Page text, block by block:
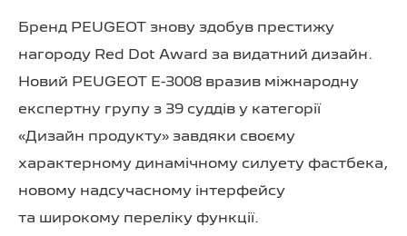
Бренд PEUGEOT знову здобув престижу
нагороду Red Dot Award за видатний дизайн.
Новий PEUGEOT E-3008 вразив міжнародну
експертну групу з 39 суддів у категорії
«Дизайн продукту» завдяки своєму
характерному динамічному силуету фастбека,
новому надсучасному інтерфейсу
та широкому переліку функції.